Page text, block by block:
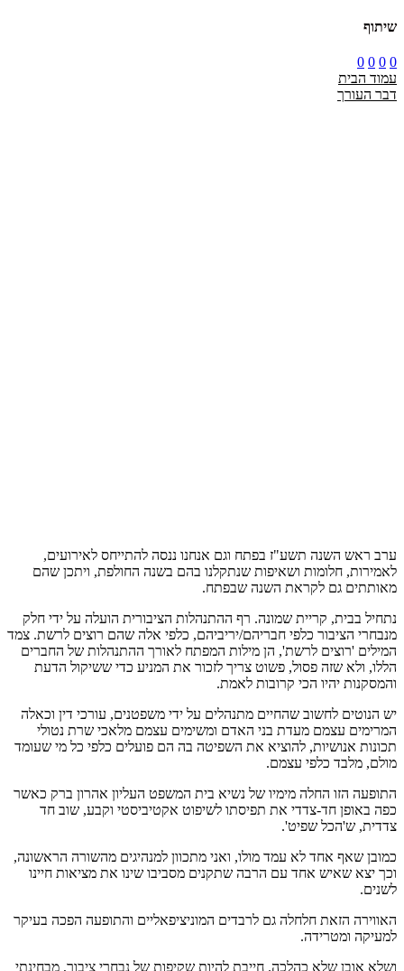
שיתוף
0
0
0
0
עמוד הבית
דבר העורך
ערב ראש השנה תשע"ז בפתח וגם אנחנו ננסה להתייחס לאירועים,
לאמירות, חלומות ושאיפות שנתקלנו בהם בשנה החולפת, ויתכן שהם
מאותתים גם לקראת השנה שבפתח.
נתחיל בבית, קריית שמונה. רף ההתנהלות הציבורית הועלה על ידי חלק
מנבחרי הציבור כלפי חבריהם/יריביהם, כלפי אלה שהם רוצים לרשת. צמד
המילים 'רוצים לרשת', הן מילות המפתח לאורך ההתנהלות של החברים
הללו, ולא שזה פסול, פשוט צריך לזכור את המניע כדי ששיקול הדעת
והמסקנות יהיו הכי קרובות לאמת.
יש הנוטים לחשוב שהחיים מתנהלים על ידי משפטנים, עורכי דין וכאלה
המרימים עצמם מעדת בני האדם ומשימים עצמם מלאכי שרת נטולי
תכונות אנושיות, להוציא את השפיטה בה הם פועלים כלפי כל מי שעומד
מולם, מלבד כלפי עצמם.
התופעה הזו החלה מימיו של נשיא בית המשפט העליון אהרון ברק כאשר
כפה באופן חד-צדדי את תפיסתו לשיפוט אקטיביסטי וקבע, שוב חד
צדדית, ש'הכל שפיט'.
כמובן שאף אחד לא עמד מולו, ואני מתכוון למנהיגים מהשורה הראשונה,
וכך יצא שאיש אחד עם הרבה שתקנים מסביבו שינו את מציאות חיינו
לשנים.
האווירה הזאת חלחלה גם לרבדים המוניציפאליים והתופעה הפכה בעיקר
למעיקה ומטרידה.
ושלא אובן שלא כהלכה. חייבת להיות שקיפות של נבחרי ציבור, מבחינתי